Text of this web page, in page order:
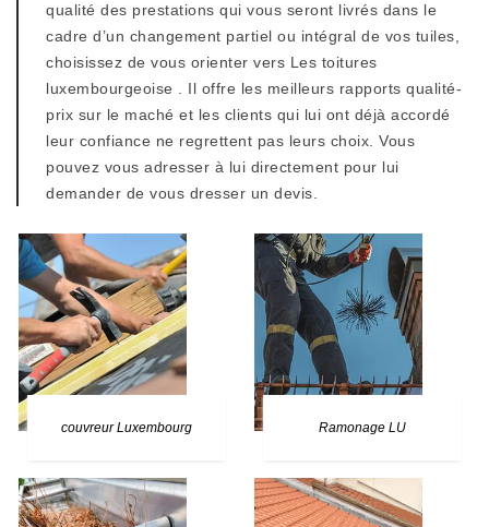
qualité des prestations qui vous seront livrés dans le
cadre d’un changement partiel ou intégral de vos tuiles,
choisissez de vous orienter vers Les toitures
luxembourgeoise . Il offre les meilleurs rapports qualité-
prix sur le maché et les clients qui lui ont déjà accordé
leur confiance ne regrettent pas leurs choix. Vous
pouvez vous adresser à lui directement pour lui
demander de vous dresser un devis.
couvreur Luxembourg Ramonage LU